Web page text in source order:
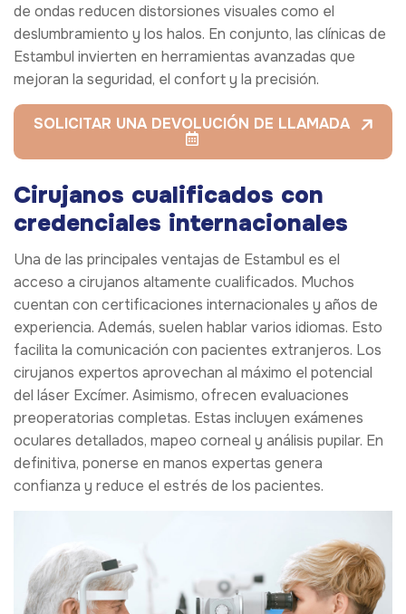
de ondas reducen distorsiones visuales como el
deslumbramiento y los halos. En conjunto, las clínicas de
Estambul invierten en herramientas avanzadas que
mejoran la seguridad, el confort y la precisión.
SOLICITAR UNA DEVOLUCIÓN DE LLAMADA
Cirujanos cualificados con
credenciales internacionales
Una de las principales ventajas de Estambul es el
acceso a cirujanos altamente cualificados. Muchos
cuentan con certificaciones internacionales y años de
experiencia. Además, suelen hablar varios idiomas. Esto
facilita la comunicación con pacientes extranjeros. Los
cirujanos expertos aprovechan al máximo el potencial
del láser Excímer. Asimismo, ofrecen evaluaciones
preoperatorias completas. Estas incluyen exámenes
oculares detallados, mapeo corneal y análisis pupilar. En
definitiva, ponerse en manos expertas genera
confianza y reduce el estrés de los pacientes.